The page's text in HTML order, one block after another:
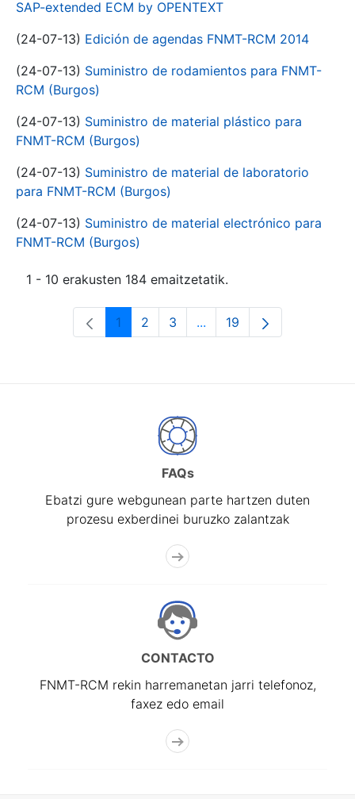
SAP-extended ECM by OPENTEXT
(24-07-13) Edición de agendas FNMT-RCM 2014
(24-07-13) Suministro de rodamientos para FNMT-
RCM (Burgos)
(24-07-13) Suministro de material plástico para
FNMT-RCM (Burgos)
(24-07-13) Suministro de material de laboratorio
para FNMT-RCM (Burgos)
(24-07-13) Suministro de material electrónico para
FNMT-RCM (Burgos)
1 - 10 erakusten 184 emaitzetatik.
Orrialdea
1 Orrialdea
2 Orrialdea
3 ...Intermediate Pages Use
Orrialdea
19
FAQs
Ebatzi gure webgunean parte hartzen duten
prozesu exberdinei buruzko zalantzak
CONTACTO
FNMT-RCM rekin harremanetan jarri telefonoz,
faxez edo email